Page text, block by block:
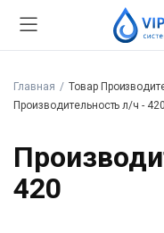
Главная
Товар
Производительность л/ч - 420
420